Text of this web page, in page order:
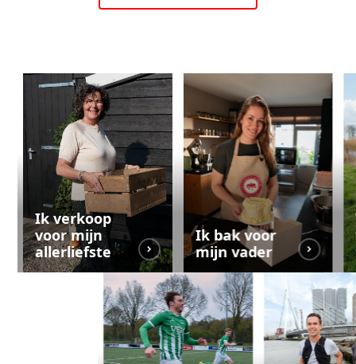
Ik verkoop
voor mijn
allerliefste
Ik bak voor
mijn vader